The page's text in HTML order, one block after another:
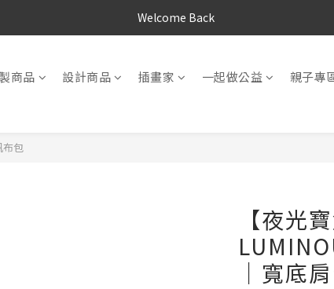
Welcome Back
商品 設計商品 插畫家 一起做公益 親子專
布包
【夜光
｜寬底